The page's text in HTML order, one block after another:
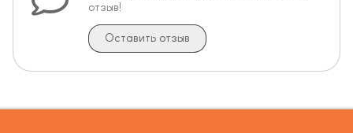
отзыв!
Оставить отзыв